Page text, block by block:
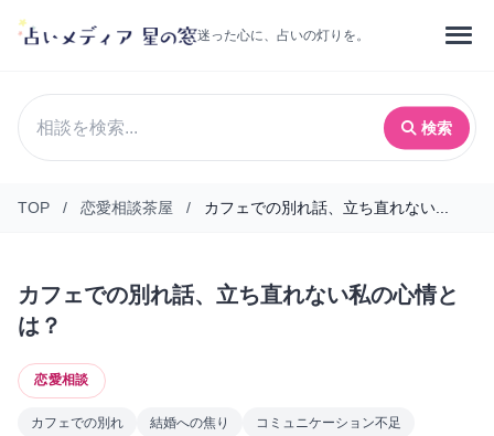
迷った心に、占いの灯りを。
検索
TOP / 恋愛相談茶屋 / カフェでの別れ話、立ち直れない...
カフェでの別れ話、立ち直れない私の心情と
は？
恋愛相談
カフェでの別れ 結婚への焦り
コミュニケーション不足